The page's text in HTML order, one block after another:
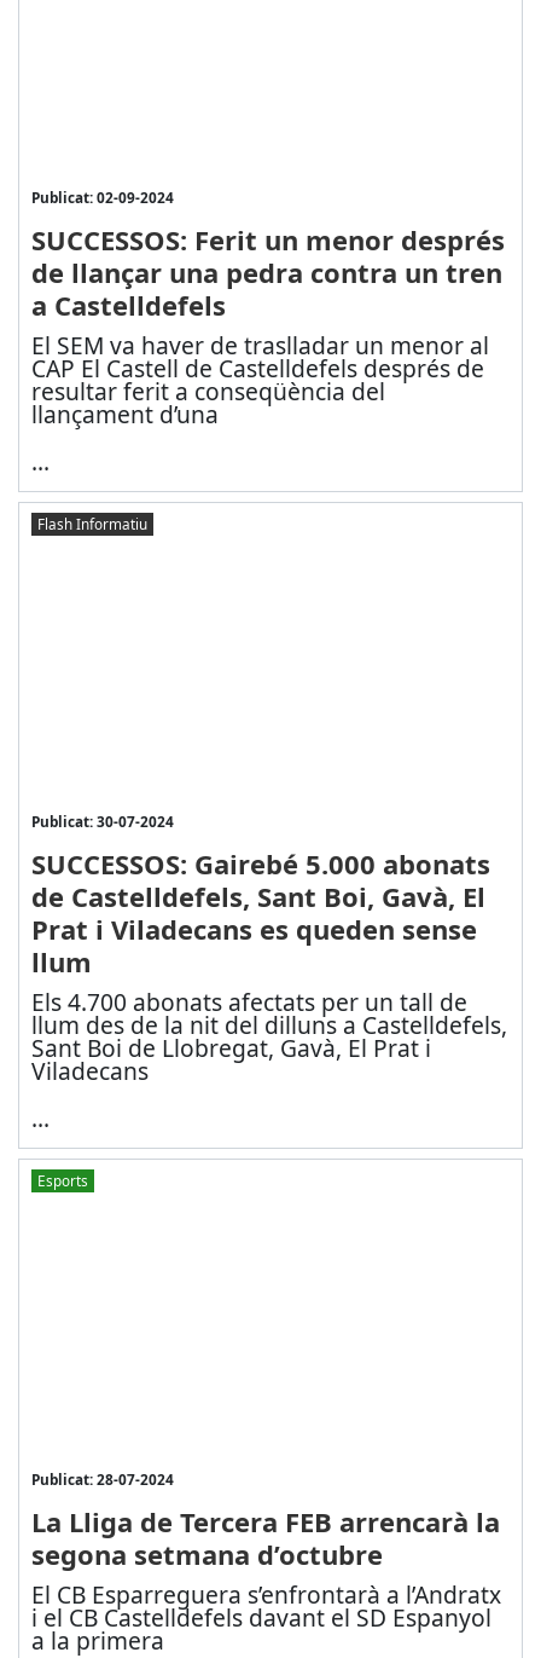
Publicat: 02-09-2024
SUCCESSOS: Ferit un menor després
de llançar una pedra contra un tren
a Castelldefels
El SEM va haver de traslladar un menor al
CAP El Castell de Castelldefels després de
resultar ferit a conseqüència del
llançament d’una
...
Flash Informatiu
Publicat: 30-07-2024
SUCCESSOS: Gairebé 5.000 abonats
de Castelldefels, Sant Boi, Gavà, El
Prat i Viladecans es queden sense
llum
Els 4.700 abonats afectats per un tall de
llum des de la nit del dilluns a Castelldefels,
Sant Boi de Llobregat, Gavà, El Prat i
Viladecans
...
Esports
Publicat: 28-07-2024
La Lliga de Tercera FEB arrencarà la
segona setmana d’octubre
El CB Esparreguera s’enfrontarà a l’Andratx
i el CB Castelldefels davant el SD Espanyol
a la primera